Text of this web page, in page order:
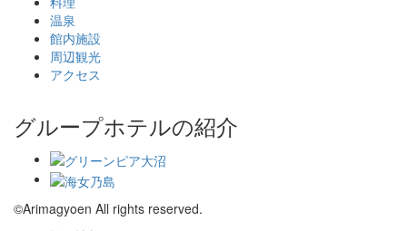
温泉
館内施設
周辺観光
アクセス
グループホテルの紹介
©Arimagyoen All rights reserved.